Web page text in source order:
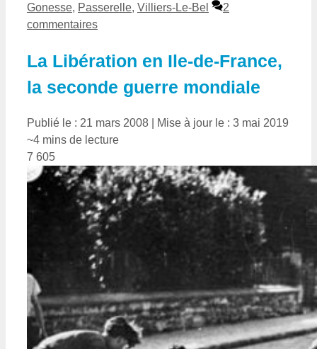
Gonesse, Passerelle, Villiers-Le-Bel
2
commentaires
La Libération en Ile-de-France,
la seconde guerre mondiale
Publié le : 21 mars 2008
Mise à jour le : 3 mai 2019
~4 mins de lecture
7 605